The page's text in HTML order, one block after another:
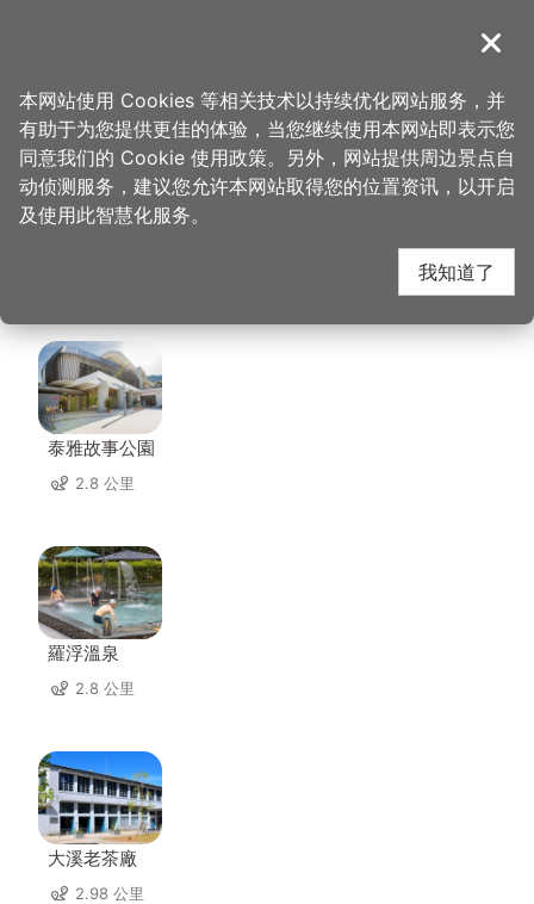
導覽
首页 > 想去的地方 > 美食、购物 > 比雅山景观咖啡座
比雅山景观咖啡座 周边
景点
泰雅故事公園
2.8 公里
羅浮溫泉
2.8 公里
大溪老茶廠
2.98 公里
关闭
本网站使用 Cookies 等相关技术以持续优化网站服务，并
有助于为您提供更佳的体验，当您继续使用本网站即表示您
同意我们的 Cookie 使用政策。另外，网站提供周边景点自
动侦测服务，建议您允许本网站取得您的位置资讯，以开启
及使用此智慧化服务。
我知道了